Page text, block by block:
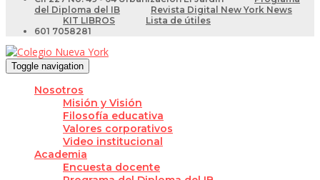
del Diploma del IB
Revista Digital New York News
KIT LIBROS
Lista de útiles
601 7058281
Toggle navigation
Nosotros
Misión y Visión
Filosofía educativa
Valores corporativos
Video institucional
Academia
Encuesta docente